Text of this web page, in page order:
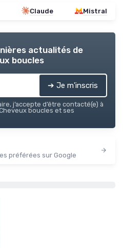
Claude Mistral
actualités de
boucles
➔ Je m'inscris
j’accepte d’être contacté(e) à
boucles et ses
préférées sur Google